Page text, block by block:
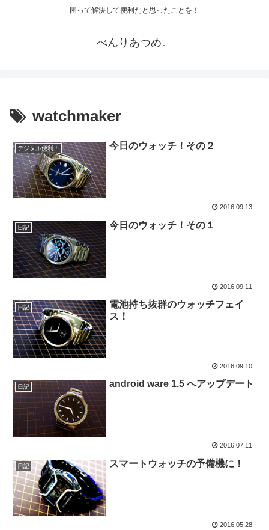
困って解決して便利だと思ったことを！
べんりあつめ。
watchmaker
デジタル便利！ 今日のウォッチ！その２
2016.09.13
日記 今日のウォッチ！その１
2016.09.11
日記
電池持ち抜群のウォッチフェイ
ス！
2016.09.10
日記 android ware 1.5 へアップデート
2016.07.11
日記 スマートウォッチの予備機に！
2016.05.28